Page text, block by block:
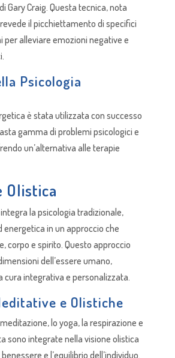
Gary Craig. Questa tecnica, nota
il picchiettamento di specifici
per alleviare emozioni negative e
Psicologia
è stata utilizzata con successo
gamma di problemi psicologici e
un’alternativa alle terapie
Olistica
la psicologia tradizionale,
in un approccio che
corpo e spirito. Questo approccio
dell’essere umano,
cura integrativa e personalizzata.
e Olistiche
lo yoga, la respirazione e
sono integrate nella visione olistica
e l’equilibrio dell’individuo.